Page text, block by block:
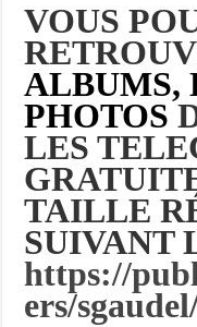
VOUS
ALBUMS,
PHOTOS
LES
TAILLE
SUIVANT
https://
ers/